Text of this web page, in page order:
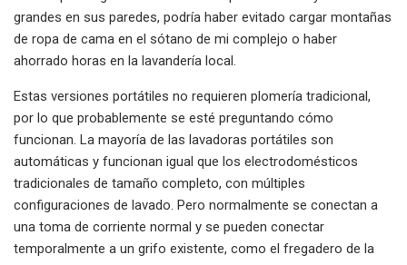
grandes en sus paredes, podría haber evitado cargar montañas
de ropa de cama en el sótano de mi complejo o haber
ahorrado horas en la lavandería local.
Estas versiones portátiles no requieren plomería tradicional,
por lo que probablemente se esté preguntando cómo
funcionan. La mayoría de las lavadoras portátiles son
automáticas y funcionan igual que los electrodomésticos
tradicionales de tamaño completo, con múltiples
configuraciones de lavado. Pero normalmente se conectan a
una toma de corriente normal y se pueden conectar
temporalmente a un grifo existente, como el fregadero de la